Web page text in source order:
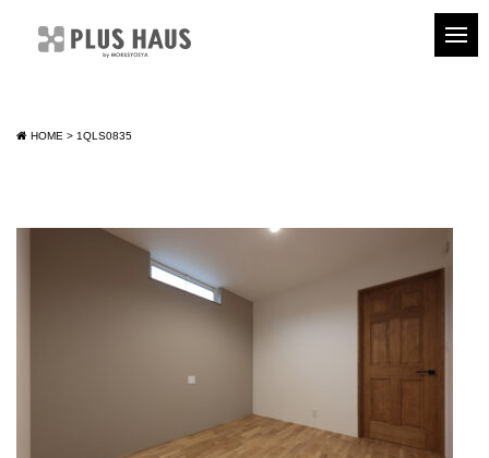
HOME > 1QLS0835